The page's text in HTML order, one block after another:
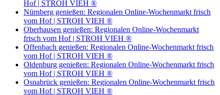
Hof | STROH VIEH ®
Nürnberg genießen: Regionalen Online-Wochenmarkt frisch
vom Hof | STROH VIEH ®
Oberhausen genießen: Regionalen Online-Wochenmarkt
frisch vom Hof | STROH VIEH ®
Offenbach genießen: Regionalen Online-Wochenmarkt frisch
vom Hof | STROH VIEH ®
Oldenburg genießen: Regionalen Online-Wochenmarkt frisch
vom Hof | STROH VIEH ®
Osnabrück genießen: Regionalen Online-Wochenmarkt frisch
vom Hof | STROH VIEH ®